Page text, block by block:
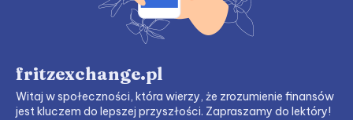
fritzexchange.pl
Witaj w społeczności, która wierzy, że zrozumienie finansów
jest kluczem do lepszej przyszłości. Zapraszamy do lektóry!